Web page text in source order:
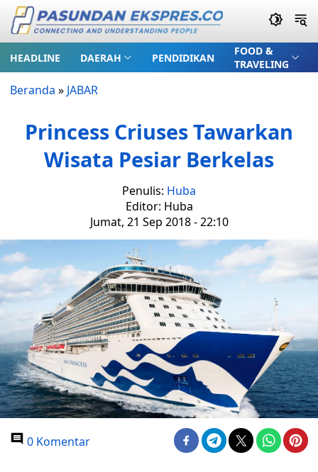
HEADLINE DAERAH PENDIDIKAN
FOOD &
TRAVELING
Beranda » JABAR
Princess Criuses Tawarkan
Wisata Pesiar Berkelas
Penulis: Huba
Editor: Huba
Jumat, 21 Sep 2018 - 22:10
0 Komentar